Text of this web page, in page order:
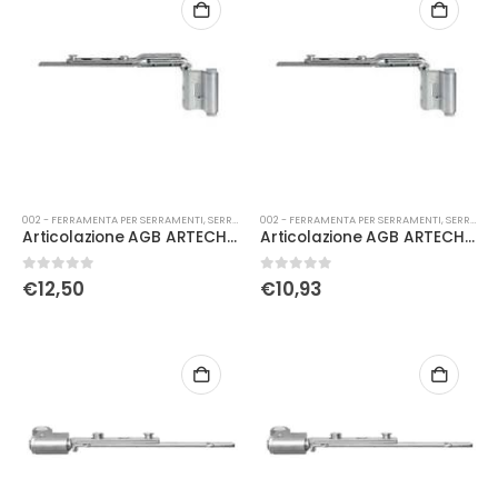
002 - FERRAMENTA PER SERRAMENTI,SERRATURE
Articolazione AGB ARTECH seconda anta SX Aria 4/12 N18-Interasse 9
0Su 5
€12,50
002 - FERRAMENTA PER SERRAMENTI,SERRATURE
Articolazione AGB ARTECH seconda anta SX Aria 4/15 -I8,5
0Su 5
€10,93